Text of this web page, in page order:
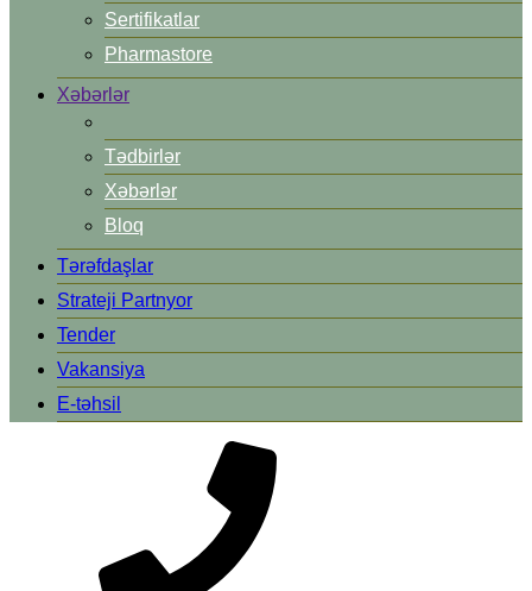
Sertifikatlar
Pharmastore
Xəbərlər
Tədbirlər
Xəbərlər
Bloq
Tərəfdaşlar
Strateji Partnyor
Tender
Vakansiya
E-təhsil